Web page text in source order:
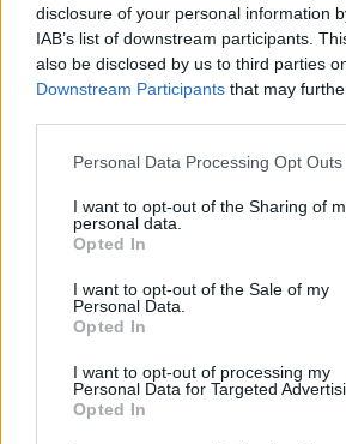
disclosure of your personal information
IAB’s list of downstream participants.
also be disclosed by us to third parties
Downstream Participants that may
Personal Data Processing Opt Outs
I want to opt-out of the Sharing of
personal data.
Opted In
I want to opt-out of the Sale of my
Personal Data.
Opted In
I want to opt-out of processing my
Personal Data for Targeted
Opted In
PDF (Lazarus)
PUSL (D. Voiculescu)
PNȚCD (Pavelescu)
PNCR (Terheș)
Partidul Patrioților (Surugiu)
România pe Primul Loc (Ponta)
Arhiva sondajelor